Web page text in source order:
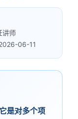
讲师
06-11
是对多个项